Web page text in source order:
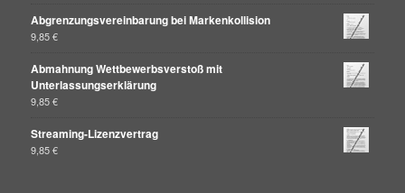
Abgrenzungsvereinbarung bei Markenkollision
9,85€
Abmahnung Wettbewerbsverstoß mit
Unterlassungserklärung
9,85€
Streaming-Lizenzvertrag
9,85€